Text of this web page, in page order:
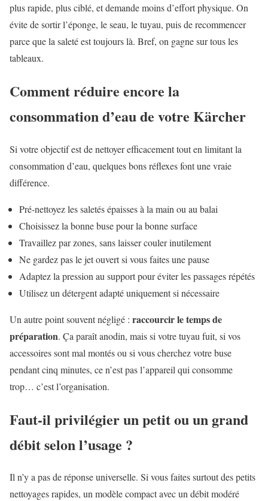
plus rapide, plus ciblé, et demande moins d’effort physique. On
évite de sortir l’éponge, le seau, le tuyau, puis de recommencer
parce que la saleté est toujours là. Bref, on gagne sur tous les
tableaux.
Comment réduire encore la
consommation d’eau de votre Kärcher
Si votre objectif est de nettoyer efficacement tout en limitant la
consommation d’eau, quelques bons réflexes font une vraie
différence.
Pré-nettoyez les saletés épaisses à la main ou au balai
Choisissez la bonne buse pour la bonne surface
Travaillez par zones, sans laisser couler inutilement
Ne gardez pas le jet ouvert si vous faites une pause
Adaptez la pression au support pour éviter les passages répétés
Utilisez un détergent adapté uniquement si nécessaire
Un autre point souvent négligé : raccourcir le temps de
préparation. Ça paraît anodin, mais si votre tuyau fuit, si vos
accessoires sont mal montés ou si vous cherchez votre buse
pendant cinq minutes, ce n’est pas l’appareil qui consomme
trop… c’est l’organisation.
Faut-il privilégier un petit ou un grand
débit selon l’usage ?
Il n’y a pas de réponse universelle. Si vous faites surtout des petits
nettoyages rapides, un modèle compact avec un débit modéré